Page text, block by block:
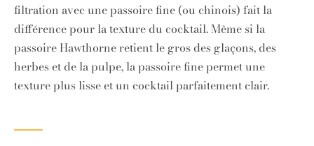
filtration avec une passoire fine (ou chinois) fait la
différence pour la texture du cocktail. Même si la
passoire Hawthorne retient le gros des glaçons, des
herbes et de la pulpe, la passoire fine permet une
texture plus lisse et un cocktail parfaitement clair.